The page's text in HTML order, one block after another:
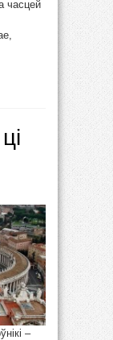
часцей
–